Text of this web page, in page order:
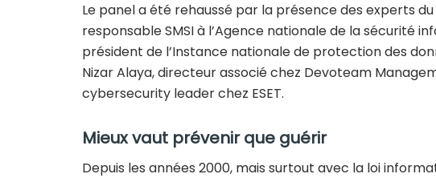
Le panel a été rehaussé par la présence des experts
responsable SMSI à l’Agence nationale de la sécurité
président de l’Instance nationale de protection des
Nizar Alaya, directeur associé chez Devoteam
cybersecurity leader chez ESET.
Mieux vaut prévenir que guérir
Depuis les années 2000, mais surtout avec la loi